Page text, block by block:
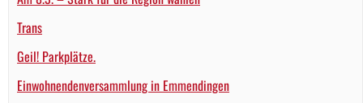
Trans
Geil! Parkplätze.
Einwohnendenversammlung in Emmendingen